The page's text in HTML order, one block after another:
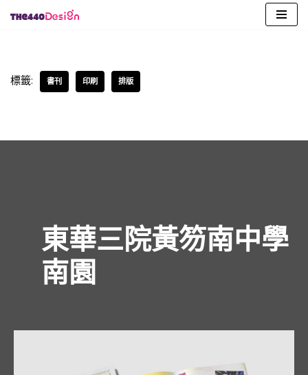
content
標籤: 書刊 印刷 排版
東華三院黃笏南中學
南園